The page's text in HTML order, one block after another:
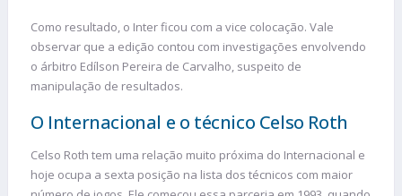
Como resultado, o Inter ficou com a vice colocação. Vale
observar que a edição contou com investigações envolvendo
o árbitro Edílson Pereira de Carvalho, suspeito de
manipulação de resultados.
O Internacional e o técnico Celso Roth
Celso Roth tem uma relação muito próxima do Internacional e
hoje ocupa a sexta posição na lista dos técnicos com maior